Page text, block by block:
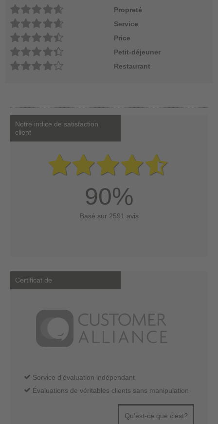
Propreté
Service
Price
Petit-déjeuner
Restaurant
Notre indice de satisfaction
client
90%
Basé sur 2591 avis
Certificat de
Service d'évaluation indépendant
Évaluations de véritables clients sans manipulation
Qu'est-ce que c'est?